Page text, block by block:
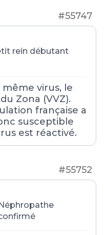
#55747
rein débutant
même virus, le
Zona (VVZ).
française a
susceptible
est réactivé.
#55752